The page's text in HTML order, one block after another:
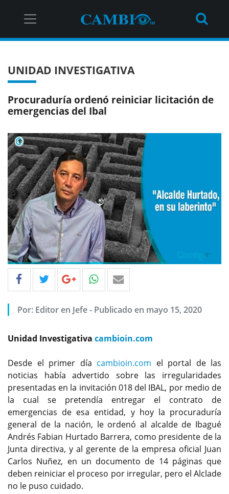
UNIDAD INVESTIGATIVA
Procuraduría ordenó reiniciar licitación de
emergencias del Ibal
Por: Editor en Jefe - Publicado en mayo 15, 2020
Unidad Investigativa cambioin.com
Desde el primer día cambioin.com el portal de las
noticias había advertido sobre las irregularidades
presentadas en la invitación 018 del IBAL, por medio de
la cual se pretendía entregar el contrato de
emergencias de esa entidad, y hoy la procuraduría
general de la nación, le ordenó al alcalde de Ibagué
Andrés Fabian Hurtado Barrera, como presidente de la
Junta directiva, y al gerente de la empresa oficial Juan
Carlos Nuñez, en un documento de 14 páginas que
deben reiniciar el proceso por irregular, pero el Alclade
no le puso cuidado.